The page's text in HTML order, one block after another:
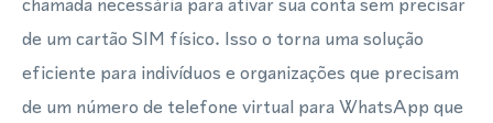
de um cartão SIM físico. Isso o torna uma solução
eficiente para indivíduos e organizações que precisam
de um número de telefone virtual para WhatsApp que